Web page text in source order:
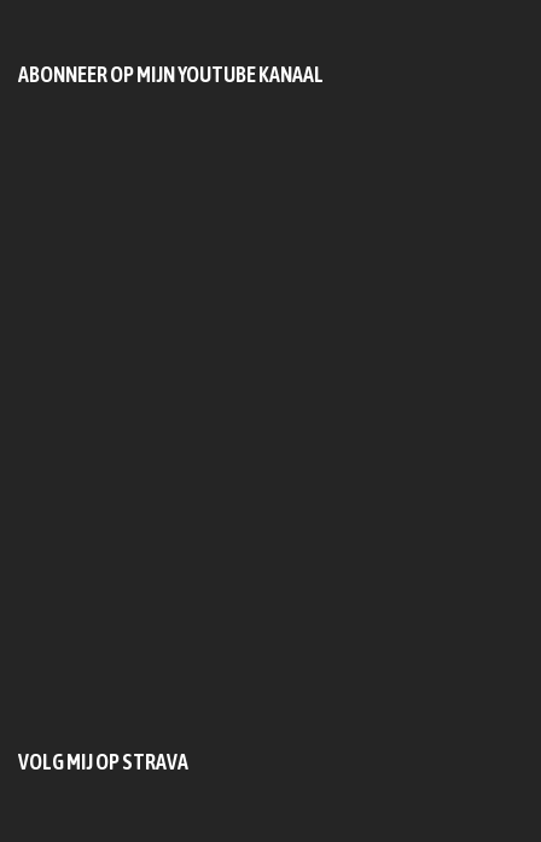
ABONNEER OP MIJN YOUTUBE KANAAL
VOLG MIJ OP STRAVA